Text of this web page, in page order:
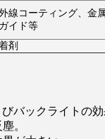
線コーティング、金
イド等
剤
バックライトの効
。